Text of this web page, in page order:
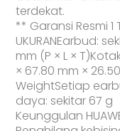
terdekat.
** Garansi Resmi 1
UKURANEarbud:
mm (P × L ×
× 67.80 mm ×
WeightSetiap
daya: sekitar 67 g
Keunggulan